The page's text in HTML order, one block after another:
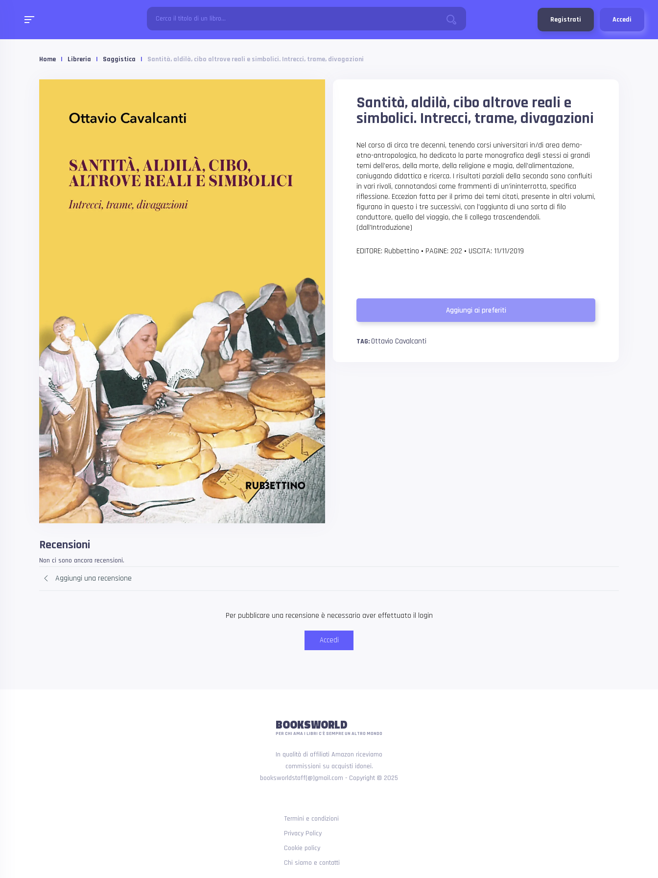
Registrati Accedi
Home | Libreria | Saggistica | Santità, aldilà, cibo altrove reali e simbolici. Intrecci, trame, divagazioni
Santità, aldilà, cibo altrove reali e
simbolici. Intrecci, trame, divagazioni
Nel corso di circa tre decenni, tenendo corsi universitari in/di area demo-
etno-antropologica, ho dedicato la parte monografica degli stessi ai grandi
temi dell’eros, della morte, della religione e magia, dell’alimentazione,
coniugando didattica e ricerca. I risultati parziali della seconda sono confluiti
in vari rivoli, connotandosi come frammenti di un’ininterrotta, specifica
riflessione. Eccezion fatta per il primo dei temi citati, presente in altri volumi,
figurano in questo i tre successivi, con l’aggiunta di una sorta di filo
conduttore, quello del viaggio, che li collega trascendendoli.
(dall’Introduzione)
EDITORE: Rubbettino • PAGINE: 202 • USCITA: 11/11/2019
Aggiungi ai preferiti
TAG:Ottavio Cavalcanti
Recensioni
Non ci sono ancora recensioni.
Aggiungi una recensione
Per pubblicare una recensione è necessario aver effettuato il login
Accedi
BOOKSWORLD
PER CHI AMA I LIBRI C'È SEMPRE UN ALTRO MONDO
In qualità di affiliati Amazon riceviamo
commissioni su acquisti idonei.
booksworldstaff[@]gmail.com - Copyright © 2025
Termini e condizioni
Privacy Policy
Cookie policy
Chi siamo e contatti